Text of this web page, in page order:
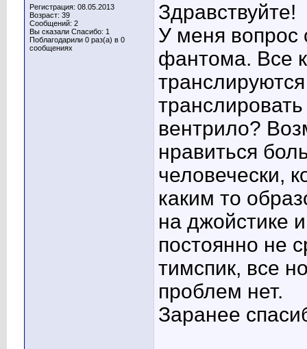
Регистрация: 08.05.2013
Возраст: 39
Сообщений: 2
Вы сказали Спасибо: 1
Поблагодарили 0 раз(а) в 0
сообщениях
Здравствуйте!
У меня вопрос
фантома. Все
вентрило?
нравиться
человечески,
каким то
на джойстике
постоянно не
тимспик, все
проблем нет.
Заранее